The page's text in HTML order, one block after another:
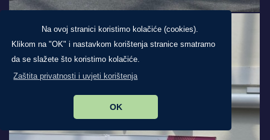
Na ovoj stranici koristimo kolačiće (cookies).
Klikom na "OK" i nastavkom korištenja stranice smatramo
da se slažete što koristimo kolačiće.
Zaštita privatnosti i uvjeti korištenja
OK